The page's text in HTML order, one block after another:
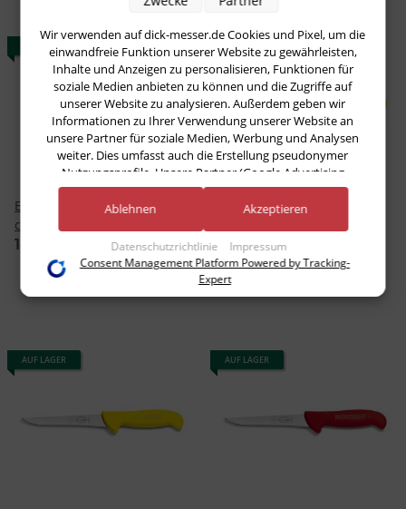
AUF LAGER
Ergogrip Ausbeinmesser 13
cm gelb F. Dick
14,21 €
AUF LAGER
Ergogrip Ausbeinmesser 13
14,21 €*
AUF LAGER AUF LAGER
Wir verwenden auf dick-messer.de Cookies und Pixel, um die
einwandfreie Funktion unserer Website zu gewährleisten,
Inhalte und Anzeigen zu personalisieren, Funktionen für
soziale Medien anbieten zu können und die Zugriffe auf
unserer Website zu analysieren. Außerdem geben wir
Informationen zu Ihrer Verwendung unserer Website an
unsere Partner für soziale Medien, Werbung und Analysen
weiter. Dies umfasst auch die Erstellung pseudonymer
Nutzungsprofile. Unsere Partner (Google Advertising
Products) führen diese Informationen möglicherweise mit
weiteren Daten zusammen, die Sie ihnen bereitgestellt haben
im Rahmen Ihrer Nutzung der Dienste gesammelt haben
(bspw. Nutzungsdaten anderer Geräte). Ihre Einwilligung zur
Nutzung von Cookies und Pixeln können Sie jederzeit
Zwecke der Datenverarbeitung durch unsere Partner:
Erstellung von Profilen für personalisierte Werbung
Verwendung von Profilen zur Auswahl personalisierter Werbung
Datenschutzrichtlinie Impressum
Ablehnen Akzeptieren
Consent Management Platform Powered by Tracking-
Expert